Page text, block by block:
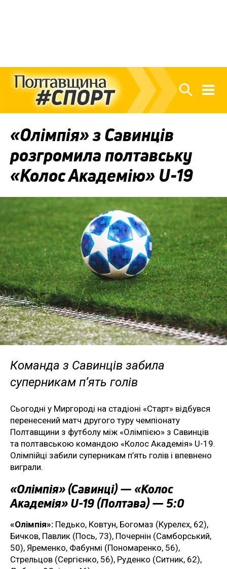
«Олімпія» з Савинців
розгромила полтавську
«Колос Академію» U-19
Команда з Савинців забила
суперникам п’ять голів
Сьогодні у Миргороді на стадіоні «Старт» відбувся
перенесений матч другого туру чемпіонату
Полтавщини з футболу між «Олімпією» з Савинців
та полтавською командою «Колос Академія» U-19.
Олімпійці забили суперникам п’ять голів і впевнено
виграли.
«Олімпія» (Савинці) — «Колос
Академія» U-19 (Полтава) — 5:0
«Олімпія»: Педько, Ковтун, Богомаз (Курелєх, 62),
Бичков, Павлик (Пось, 73), Почернін (Самборський,
50), Яременко, Фабунмі (Пономаренко, 56),
Стрельцов (Сергієнко, 56), Руденко (Ситник, 62),